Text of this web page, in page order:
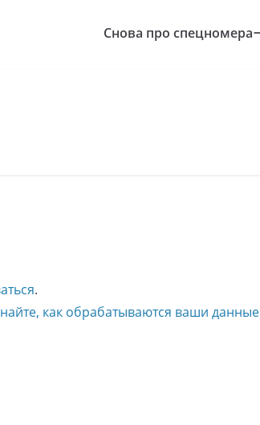
Снова про спецномера
.
как обрабатываются ваши данные